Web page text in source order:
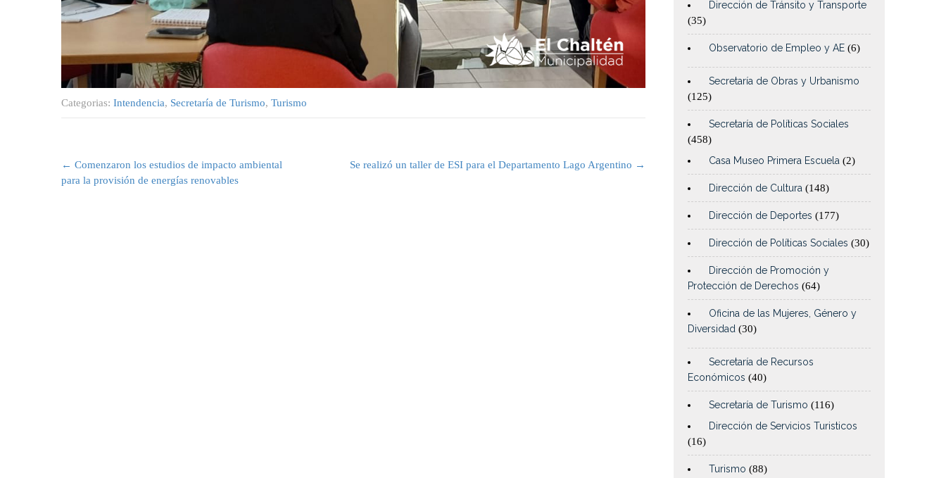
Categorias: Intendencia, Secretaría de Turismo, Turismo
navigation
← Comenzaron los estudios de impacto ambiental
para la provisión de energías renovables
Se realizó un taller de ESI para el Departamento Lago Argentino →
Dirección de Tránsito y Transporte
(35)
Observatorio de Empleo y AE (6)
Secretaría de Obras y Urbanismo
(125)
Secretaría de Políticas Sociales
(458)
Casa Museo Primera Escuela (2)
Dirección de Cultura (148)
Dirección de Deportes (177)
Dirección de Políticas Sociales (30)
Dirección de Promoción y
Protección de Derechos (64)
Oficina de las Mujeres, Género y
Diversidad (30)
Secretaría de Recursos
Económicos (40)
Secretaría de Turismo (116)
Dirección de Servicios Turisticos
(16)
Turismo (88)